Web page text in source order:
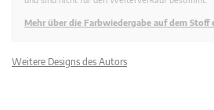
Mehr über die Farbwiedergabe auf dem Stoff
Weitere Designs des Autors